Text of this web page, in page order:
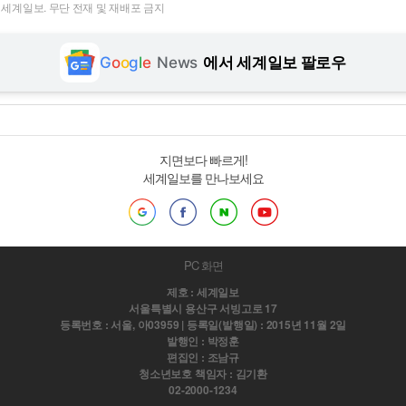
계일보. 무단 전재 및 재배포 금지
Google News 에서 세계일보 팔로우
지면보다 빠르게!
세계일보를 만나보세요
PC 화면
제호 : 세계일보
서울특별시 용산구 서빙고로 17
등록번호 : 서울, 아03959 | 등록일(발행일) : 2015년 11월 2일
발행인 : 박정훈
편집인 : 조남규
청소년보호 책임자 : 김기환
02-2000-1234